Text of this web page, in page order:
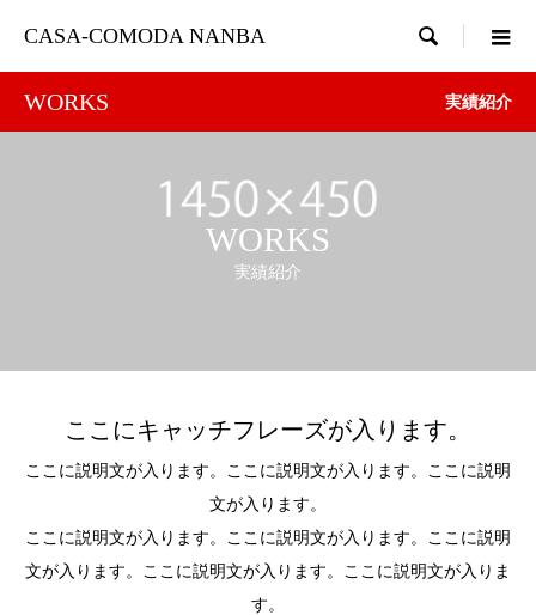
CASA-COMODA NANBA 
WORKS 実績紹介
WORKS
実績紹介
ここにキャッチフレーズが入ります。
ここに説明文が入ります。ここに説明文が入ります。ここに説明
文が入ります。
ここに説明文が入ります。ここに説明文が入ります。ここに説明
文が入ります。ここに説明文が入ります。ここに説明文が入りま
す。